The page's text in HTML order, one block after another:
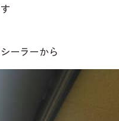
ーラーから